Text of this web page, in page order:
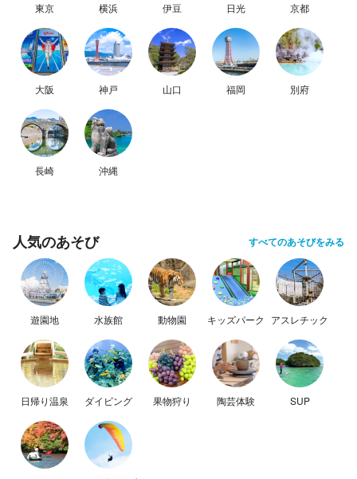
東京 横浜 伊豆 日光 京都
大阪 神戸 山口 福岡 別府
長崎 沖縄
人気のあそび すべてのあそびをみる
遊園地 水族館 動物園 キッズパーク アスレチック
日帰り温泉 ダイビング 果物狩り 陶芸体験 SUP